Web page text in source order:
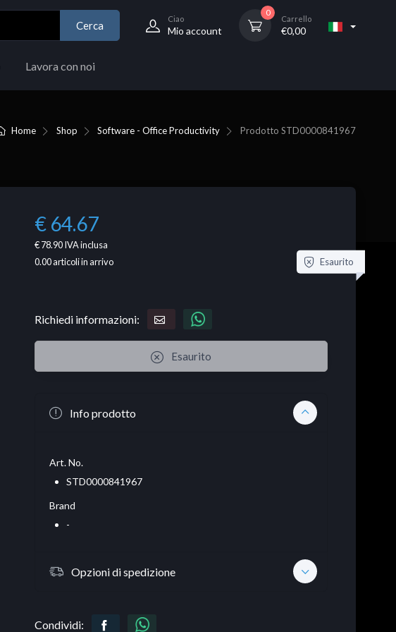
Cerca
Ciao
Mio account
0
Carrello
€0,00
Lavora con noi
Home Shop Software - Office Productivity Prodotto STD0000841967
€ 64.67
€ 78.90IVA inclusa
0.00articoli in arrivo Esaurito
Richiedi informazioni:
Esaurito
Info prodotto
Art. No.
STD0000841967
Brand
-
Opzioni di spedizione
Condividi: